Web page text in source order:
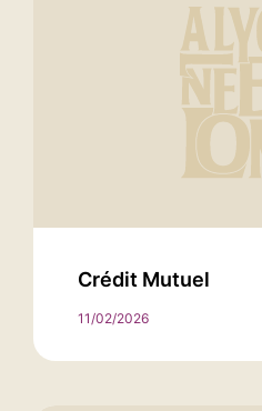
Crédit Mutuel
11/02/2026